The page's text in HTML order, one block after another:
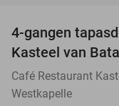
4-gangen
Kasteel van
Café Restaurant
Westkapelle